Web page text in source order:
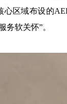
心区域布设的
务软关怀”。